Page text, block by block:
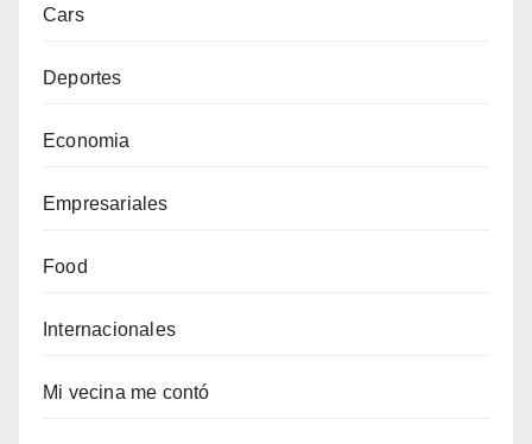
Cars
Deportes
Economia
Empresariales
Food
Internacionales
Mi vecina me contó